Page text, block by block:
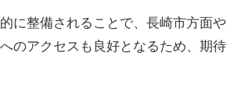
に整備されることで、長崎市方面や
のアクセスも良好となるため、期待